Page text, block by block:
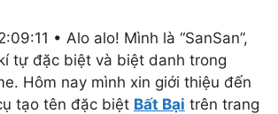
• Alo alo! Mình là “SanSan”,
tự đặc biệt và biệt danh trong
Hôm nay mình xin giới thiệu đến
tạo tên đặc biệt Bất Bại trên trang